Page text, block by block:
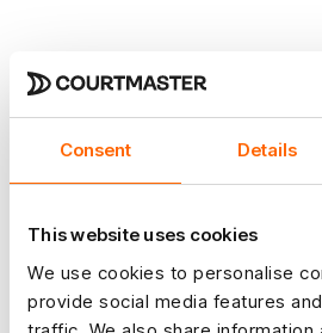
Consent Details
This website uses cookies
We use cookies to personalise
provide social media features